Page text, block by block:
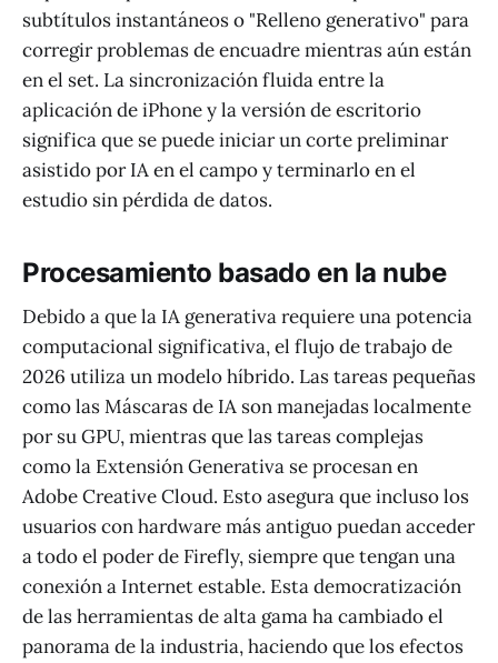
subtítulos instantáneos o "Relleno generativo" para
corregir problemas de encuadre mientras aún están
en el set. La sincronización fluida entre la
aplicación de iPhone y la versión de escritorio
significa que se puede iniciar un corte preliminar
asistido por IA en el campo y terminarlo en el
estudio sin pérdida de datos.
Procesamiento basado en la nube
Debido a que la IA generativa requiere una potencia
computacional significativa, el flujo de trabajo de
2026 utiliza un modelo híbrido. Las tareas pequeñas
como las Máscaras de IA son manejadas localmente
por su GPU, mientras que las tareas complejas
como la Extensión Generativa se procesan en
Adobe Creative Cloud. Esto asegura que incluso los
usuarios con hardware más antiguo puedan acceder
a todo el poder de Firefly, siempre que tengan una
conexión a Internet estable. Esta democratización
de las herramientas de alta gama ha cambiado el
panorama de la industria, haciendo que los efectos